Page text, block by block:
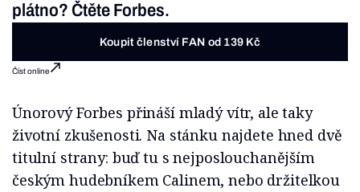
plátno? Čtěte Forbes.
Koupit členství FAN od 139 Kč
Číst online
Únorový Forbes přináší mladý vítr, ale taky
životní zkušenosti. Na stánku najdete hned dvě
titulní strany: buď tu s nejposlouchanějším
českým hudebníkem Calinem, nebo držitelkou